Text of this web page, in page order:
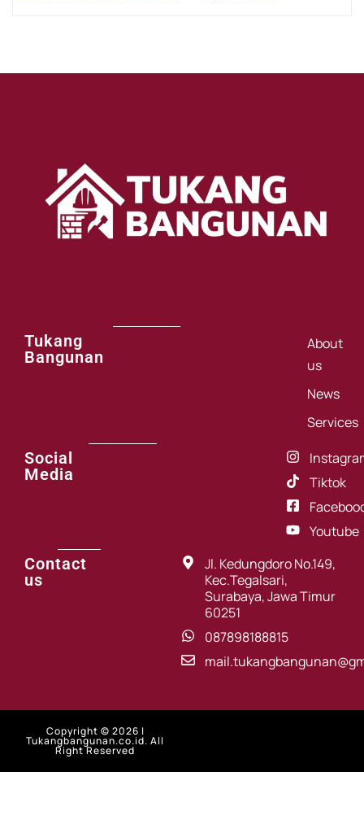
Tukang
Bangunan
About
us
News
Services
Social
Media
Tiktok
Youtube
Contact
us
Jl. Kedungdoro No.149,
Kec.Tegalsari,
Surabaya, Jawa Timur
60251
087898188815
Copyright © 2026 |
Tukangbangunan.co.id. All
Right Reserved